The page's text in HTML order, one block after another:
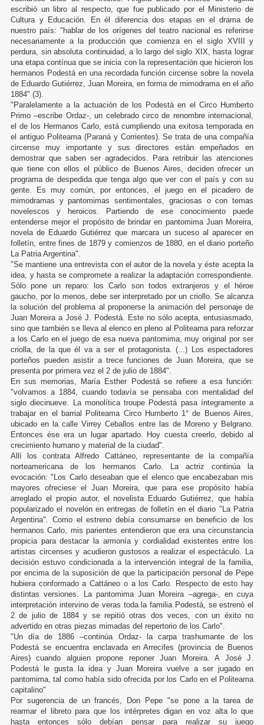
escribió un libro al respecto, que fue publicado por el Ministerio de
Cultura y Educación. En él diferencia dos etapas en el drama de
nuestro país: "hablar de los orígenes del teatro nacional es referirse
necesariamente a la producción que comienza en el siglo XVIII y
perdura, sin absoluta continuidad, a lo largo del siglo XIX, hasta lograr
una etapa contínua que se inicia con la representación que hicieron los
hermanos Podestá en una recordada función circense sobre la novela
de Eduardo Gutiérrez, Juan Moreira, en forma de mimodrama en el año
1884" (3).
"Paralelamente a la actuación de los Podestá en el Circo Humberto
Primo –escribe Ordaz-, un celebrado circo de renombre internacional,
el de los Hermanos Carlo, está cumpliendo una exitosa temporada en
el antiguo Politeama (Paraná y Corrientes). Se trata de una compañía
circense muy importante y sus directores están empeñados en
demostrar que saben ser agradecidos. Para retribuir las atenciones
que tiene con ellos el público de Buenos Aires, deciden ofrecer un
programa de despedida que tenga algo que ver con el país y con su
gente. Es muy común, por entonces, el juego en el picadero de
mimodramas y pantomimas sentimentales, graciosas o con temas
novelescos y heroicos. Partiendo de ese conocimiento puede
entenderse mejor el propósito de brindar en pantomima Juan Moreira,
novela de Eduardo Gutiérrez que marcara un suceso al aparecer en
folletín, entre fines de 1879 y comienzos de 1880, en el diario porteño
La Patria Argentina".
"Se mantiene una entrevista con el autor de la novela y éste acepta la
idea, y hasta se compromete a realizar la adaptación correspondiente.
Sólo pone un reparo: los Carlo son todos extranjeros y el héroe
gaucho, por lo menos, debe ser interpretado por un criollo. Se alcanza
la solución del problema al proponerse la animación del personaje de
Juan Moreira a José J. Podestá. Este no sólo acepta, entusiasmado,
sino que también se lleva al elenco en pleno al Politeama para reforzar
a los Carlo en el juego de esa nueva pantomima, muy original por ser
criolla, de la que él va a ser el protagonista. (...) Los espectadores
porteños pueden asistir a trece funciones de Juan Moreira, que se
presenta por primera vez el 2 de julio de 1884".
En sus memorias, María Esther Podestá se refiere a esa función:
"volvamos a 1884, cuando todavía se pensaba con mentalidad del
siglo diecinueve. La monolítica troupe Podestá pasa íntegramente a
trabajar en el barrial Politeama Circo Humberto 1° de Buenos Aires,
ubicado en la calle Virrey Ceballos entre las de Moreno y Belgrano.
Entonces ése era un lugar apartado. Hoy cuesta creerlo, debido al
crecimiento humano y material de la ciudad".
Allí los contrata Alfredo Cattáneo, representante de la compañía
norteamericana de los hermanos Carlo. La actriz continúa la
evocación: "Los Carlo deseaban que el elenco que encabezaban mis
mayores ofreciese el Juan Moreira, que para ese propósito había
arreglado el propio autor, el novelista Eduardo Gutiérrez, que había
popularizado el novelón en entregas de folletín en el diario "La Patria
Argentina". Como el estreno debía consumarse en beneficio de los
hermanos Carlo, mis parientes entendieron que era una circunstancia
propicia para destacar la armonía y cordialidad existentes entre los
artistas circenses y acudieron gustosos a realizar el espectáculo. La
decisión estuvo condicionada a la intervención integral de la familia,
por encima de la suposición de que la participación personal de Pepe
hubiera conformado a Cattáneo o a los Carlo. Respecto de esto hay
distintas versiones. La pantomima Juan Moreira –agrega-, en cuya
interpretación intervino de veras toda la familia Podestá, se estrenó el
2 de julio de 1884 y se repitió otras dos veces, con un éxito no
advertido en otras piezas mimadas del repertorio de los Carlo".
"Un día de 1886 –continúa Ordaz- la carpa trashumante de los
Podestá se encuentra enclavada en Arrecifes (provincia de Buenos
Aires) cuando alguien propone reponer Juan Moreira. A José J.
Podestá le gusta la idea y Juan Moreira vuelve a ser jugado en
pantomima, tal como había sido ofrecida por los Carlo en el Politeama
capitalino"
Por sugerencia de un francés, Don Pepe "se pone a la tarea de
rearmar el libreto para que los intérpretes digan en voz alta lo que
hasta entonces sólo debían pensar para realizar su juego